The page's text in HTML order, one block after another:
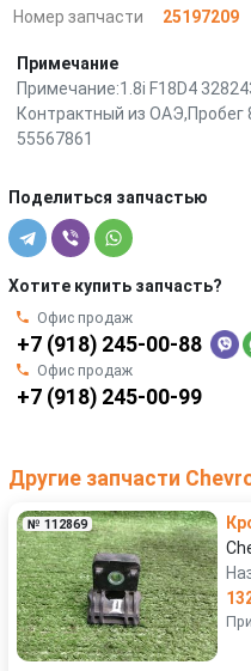
Номер запчасти
25197209
Примечание
Примечание:1.8i F18D4
Контрактный из
55567861
Поделиться запчастью
Хотите купить запчасть?
Офис продаж
+7 (918) 245-00-88
Офис продаж
+7 (918) 245-00-99
Другие запчасти
№ 112869